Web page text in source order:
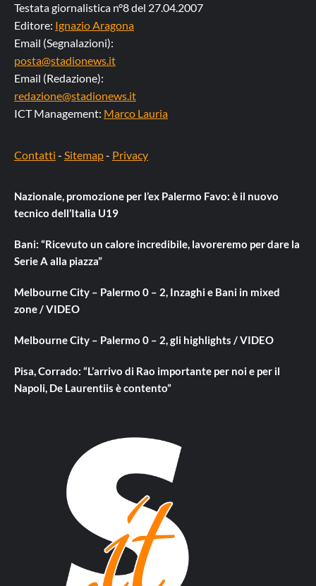
Testata giornalistica n°8 del 27.04.2007
Editore: Ignazio Aragona
Email (Segnalazioni):
posta@stadionews.it
Email (Redazione):
redazione@stadionews.it
ICT Management: Marco Lauria
Contatti - Sitemap- Privacy
Nazionale, promozione per l’ex Palermo Favo: è il nuovo
tecnico dell’Italia U19
Bani: “Ricevuto un calore incredibile, lavoreremo per dare la
Serie A alla piazza”
Melbourne City – Palermo 0 – 2, Inzaghi e Bani in mixed
zone / VIDEO
Melbourne City – Palermo 0 – 2, gli highlights / VIDEO
Pisa, Corrado: “L’arrivo di Rao importante per noi e per il
Napoli, De Laurentiis è contento”